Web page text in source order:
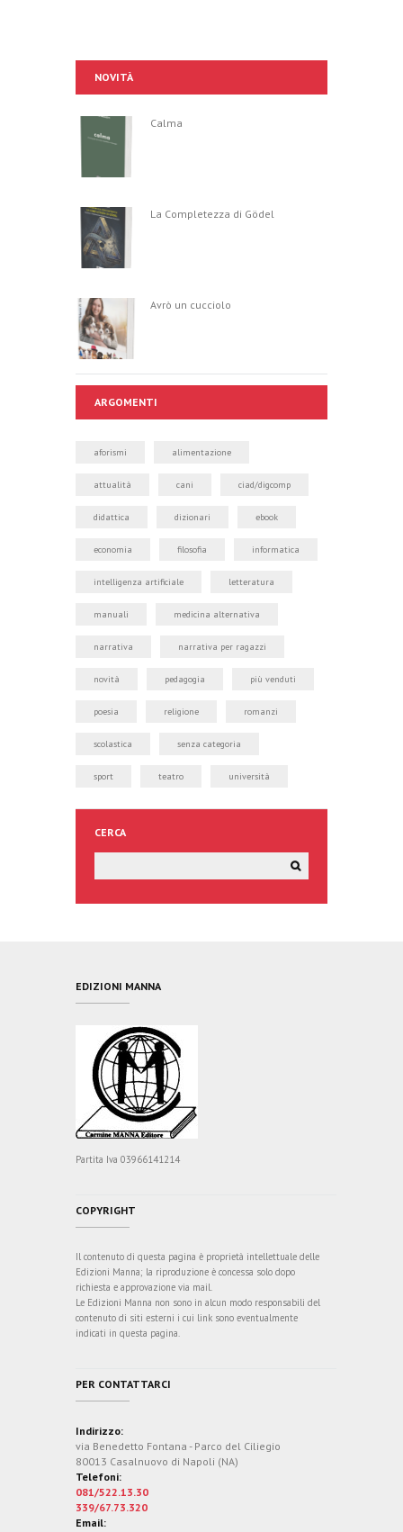
NOVITÀ
Calma
La Completezza di Gödel
Avrò un cucciolo
ARGOMENTI
aforismi alimentazione
attualità cani ciad/digcomp
didattica dizionari ebook
economia filosofia informatica
intelligenza artificiale letteratura
manuali medicina alternativa
narrativa narrativa per ragazzi
novità pedagogia più venduti
poesia religione romanzi
scolastica senza categoria
sport teatro università
CERCA
EDIZIONI MANNA
Partita Iva 03966141214
COPYRIGHT
Il contenuto di questa pagina è proprietà intellettuale delle
Edizioni Manna; la riproduzione è concessa solo dopo
richiesta e approvazione via mail.
Le Edizioni Manna non sono in alcun modo responsabili del
contenuto di siti esterni i cui link sono eventualmente
indicati in questa pagina.
PER CONTATTARCI
Indirizzo:
via Benedetto Fontana - Parco del Ciliegio
80013 Casalnuovo di Napoli (NA)
Telefoni:
081/522.13.30
339/67.73.320
Email: